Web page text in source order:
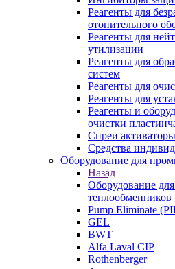
Реагенты для
отопительного
Реагенты для
утилизации
Реагенты для
систем
Реагенты для
Реагенты для
Реагенты и
очистки
Спреи
Средства
Оборудование для
Назад
Оборудование
теплообменников
Pump Eliminate
GEL
BWT
Alfa Laval CIP
Rothenberger